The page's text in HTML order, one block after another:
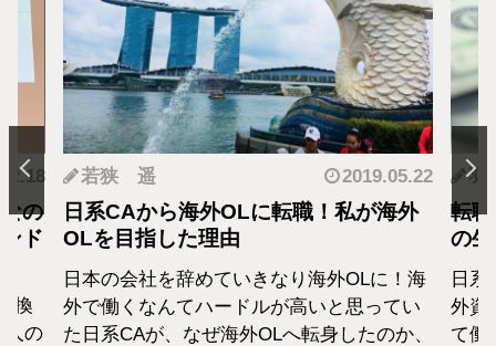
の
ド
換
人の
若狭 遥 2019.05.22
日系CAから海外OLに転職！私が海外
OLを目指した理由
日本の会社を辞めていきなり海外OLに！海
外で働くなんてハードルが高いと思ってい
た日系CAが、なぜ海外OLへ転身したのか、
羽
転
の
日
外資
て働